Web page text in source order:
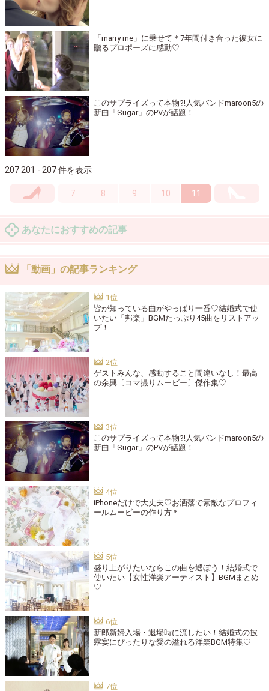
「marry me」に乗せて＊7年間付き合った彼女に
贈るプロポーズに感動♡
このサプライズって本物?!人気バンドmaroon5の
新曲「Sugar」のPVが話題！
207 201 - 207 件を表示
7 8 9 10 11
あなたにおすすめの記事
「動画」の記事ランキング
皆が知っている曲がやっぱり一番♡結婚式で使
いたい「邦楽」BGMたっぷり45曲をリストアッ
プ！
ゲストみんな、感動すること間違いなし！最高
の余興〔コマ撮りムービー〕傑作集♡
このサプライズって本物?!人気バンドmaroon5の
新曲「Sugar」のPVが話題！
iPhoneだけで大丈夫♡お洒落で素敵なプロフィ
ールムービーの作り方＊
盛り上がりたいならこの曲を選ぼう！結婚式で
使いたい【女性洋楽アーティスト】BGMまとめ
♡
新郎新婦入場・退場時に流したい！結婚式の披
露宴にぴったりな愛の溢れる洋楽BGM特集♡